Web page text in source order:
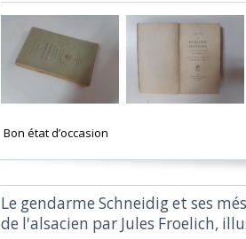
‎ Bon état d’occasion ‎
‎Le gendarme Schneidig et ses
de l'alsacien par Jules Froelich,